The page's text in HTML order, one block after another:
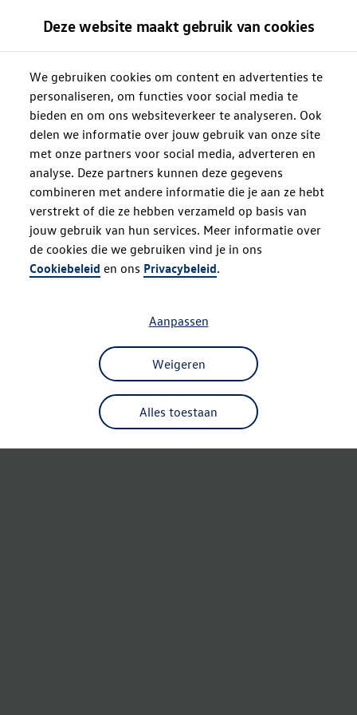
Deze website maakt gebruik van cookies
We gebruiken cookies om content en advertenties te
personaliseren, om functies voor social media te
bieden en om ons websiteverkeer te analyseren. Ook
delen we informatie over jouw gebruik van onze site
met onze partners voor social media, adverteren en
analyse. Deze partners kunnen deze gegevens
combineren met andere informatie die je aan ze hebt
verstrekt of die ze hebben verzameld op basis van
jouw gebruik van hun services. Meer informatie over
de cookies die we gebruiken vind je in ons
Cookiebeleid en ons Privacybeleid.
Alles toestaan
Weigeren
Aanpassen
Oops!
Something went wrong. Please try
refreshing the app
Refresh